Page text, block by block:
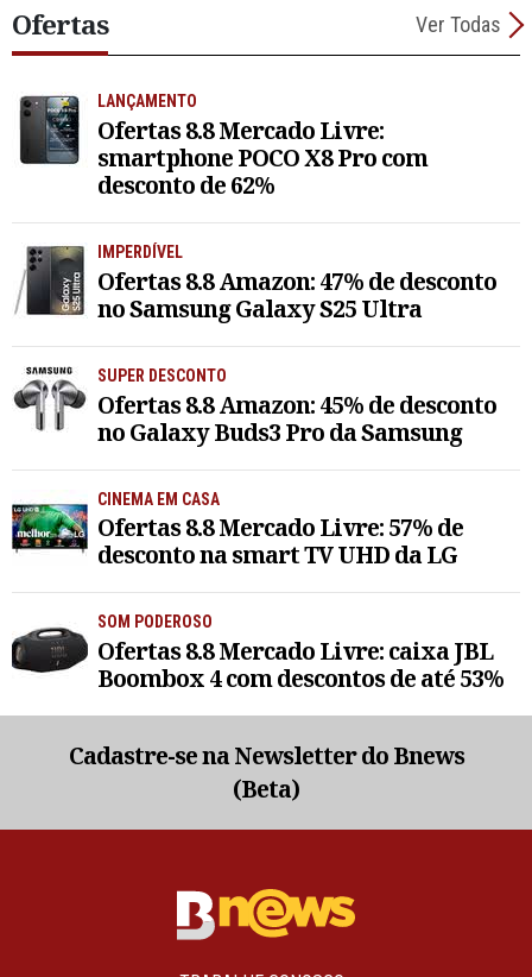
Ofertas Ver Todas
LANÇAMENTO
Ofertas 8.8 Mercado Livre:
smartphone POCO X8 Pro com
desconto de 62%
IMPERDÍVEL
Ofertas 8.8 Amazon: 47% de desconto
no Samsung Galaxy S25 Ultra
SUPER DESCONTO
Ofertas 8.8 Amazon: 45% de desconto
no Galaxy Buds3 Pro da Samsung
CINEMA EM CASA
Ofertas 8.8 Mercado Livre: 57% de
desconto na smart TV UHD da LG
SOM PODEROSO
Ofertas 8.8 Mercado Livre: caixa JBL
Boombox 4 com descontos de até 53%
Cadastre-se na Newsletter do Bnews
(Beta)